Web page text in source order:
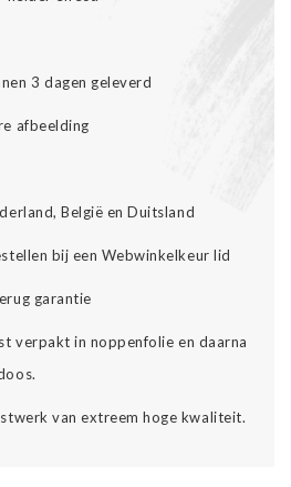
3 dagen geleverd
afbeelding
België en Duitsland
bij een Webwinkelkeur lid
garantie
verpakt in noppenfolie en daarna
van extreem hoge kwaliteit.